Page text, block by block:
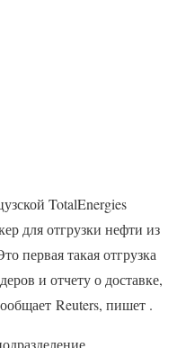
TotalEnergies
для отгрузки нефти из
первая такая отгрузка
и отчету о доставке,
Reuters, пишет .